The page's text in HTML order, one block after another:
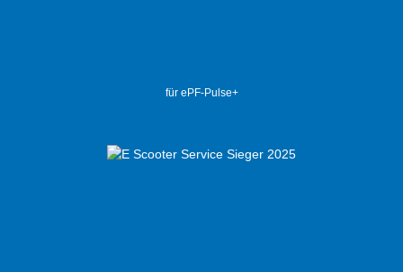
für ePF-Pulse+